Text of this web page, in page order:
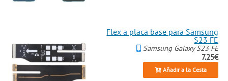
Flex a placa base para Samsung
S23 FE
Samsung Galaxy S23 FE
7.25€
Añadir a la Cesta